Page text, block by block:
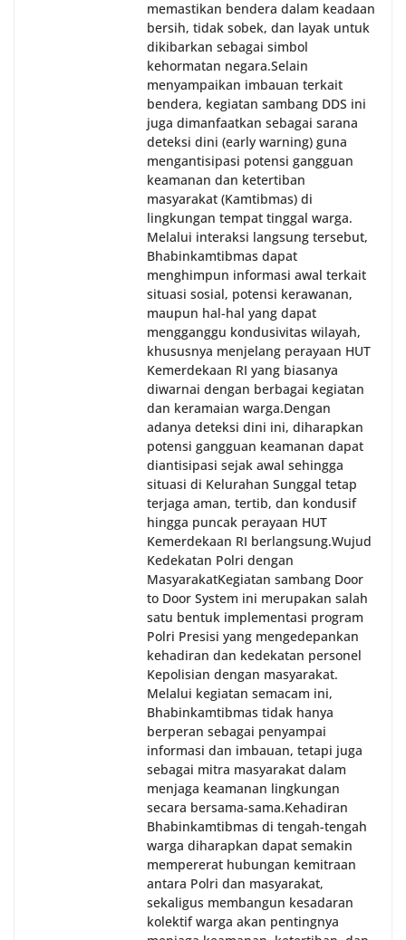
memastikan bendera dalam keadaan
bersih, tidak sobek, dan layak untuk
dikibarkan sebagai simbol
kehormatan negara.‎‎‎Selain
menyampaikan imbauan terkait
bendera, kegiatan sambang DDS ini
juga dimanfaatkan sebagai sarana
deteksi dini (early warning) guna
mengantisipasi potensi gangguan
keamanan dan ketertiban
masyarakat (Kamtibmas) di
lingkungan tempat tinggal warga.
Melalui interaksi langsung tersebut,
Bhabinkamtibmas dapat
menghimpun informasi awal terkait
situasi sosial, potensi kerawanan,
maupun hal-hal yang dapat
mengganggu kondusivitas wilayah,
khususnya menjelang perayaan HUT
Kemerdekaan RI yang biasanya
diwarnai dengan berbagai kegiatan
dan keramaian warga.‎‎Dengan
adanya deteksi dini ini, diharapkan
potensi gangguan keamanan dapat
diantisipasi sejak awal sehingga
situasi di Kelurahan Sunggal tetap
terjaga aman, tertib, dan kondusif
hingga puncak perayaan HUT
Kemerdekaan RI berlangsung.‎‎Wujud
Kedekatan Polri dengan
Masyarakat‎Kegiatan sambang Door
to Door System ini merupakan salah
satu bentuk implementasi program
Polri Presisi yang mengedepankan
kehadiran dan kedekatan personel
Kepolisian dengan masyarakat.
Melalui kegiatan semacam ini,
Bhabinkamtibmas tidak hanya
berperan sebagai penyampai
informasi dan imbauan, tetapi juga
sebagai mitra masyarakat dalam
menjaga keamanan lingkungan
secara bersama-sama.‎‎Kehadiran
Bhabinkamtibmas di tengah-tengah
warga diharapkan dapat semakin
mempererat hubungan kemitraan
antara Polri dan masyarakat,
sekaligus membangun kesadaran
kolektif warga akan pentingnya